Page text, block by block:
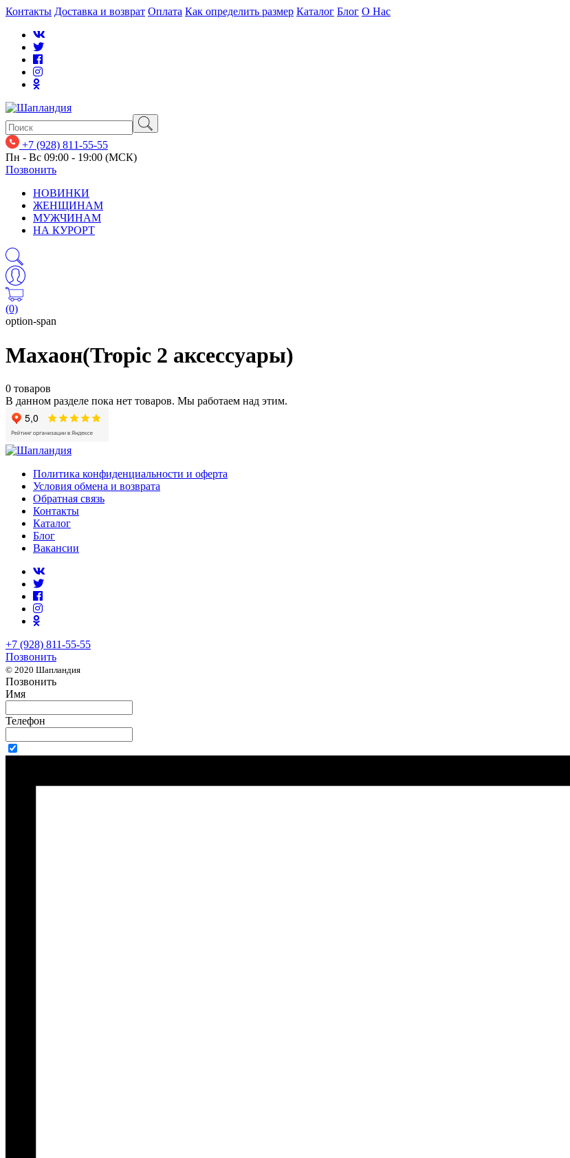
Контакты Доставка и возврат Оплата Как определить размер Каталог Блог О Нас
+7 (928) 811-55-55
Пн - Вс 09:00 - 19:00 (МСК)
Позвонить
НОВИНКИ
ЖЕНЩИНАМ
МУЖЧИНАМ
НА КУРОРТ
(0)
option-span
Махаон(Tropic 2 аксессуары)
0 товаров
В данном разделе пока нет товаров. Мы работаем над этим.
Политика конфиденциальности и оферта
Условия обмена и возврата
Обратная связь
Контакты
Каталог
Блог
Вакансии
+7 (928) 811-55-55
Позвонить
© 2020 Шапландия
Позвонить
Имя
Телефон